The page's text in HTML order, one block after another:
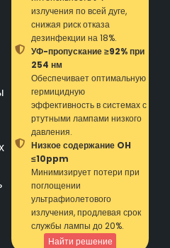
излучения по всей дуге,
снижая риск отказа
дезинфекции на 18%.
УФ-пропускание ≥92% при
254 нм
Обеспечивает оптимальную
гермицидную
эффективность в системах с
ртутными лампами низкого
давления.
Низкое содержание OH
≤10ppm
Минимизирует потери при
поглощении
ультрафиолетового
излучения, продлевая срок
службы лампы до 20%.
Найти решение